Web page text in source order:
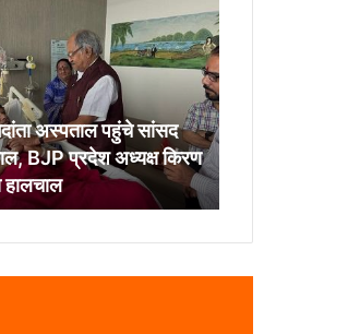
अस्पताल पहुंचे सांसद
BJP प्रदेश अध्यक्ष किरण
हालचाल